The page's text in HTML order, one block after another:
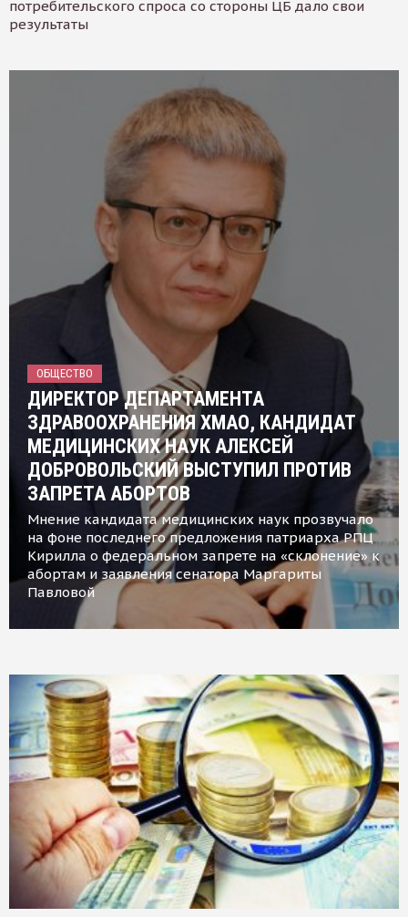
потребительского спроса со стороны ЦБ дало свои
результаты
ОБЩЕСТВО
ДИРЕКТОР ДЕПАРТАМЕНТА
ЗДРАВООХРАНЕНИЯ ХМАО, КАНДИДАТ
МЕДИЦИНСКИХ НАУК АЛЕКСЕЙ
ДОБРОВОЛЬСКИЙ ВЫСТУПИЛ ПРОТИВ
ЗАПРЕТА АБОРТОВ
Мнение кандидата медицинских наук прозвучало
на фоне последнего предложения патриарха РПЦ
Кирилла о федеральном запрете на «склонение» к
абортам и заявления сенатора Маргариты
Павловой